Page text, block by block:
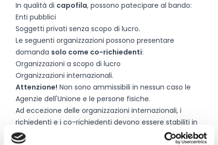
In qualità di capofila, possono patecipare al bando:
Enti pubblici
Soggetti privati ​​senza scopo di lucro.
Le seguenti organizzazioni possono presentare
domanda solo come co-richiedenti:
Organizzazioni a scopo di lucro
Organizzazioni internazionali.
Attenzione! Non sono ammissibili in nessun caso le
Agenzie dell'Unione e le persone fisiche.
Ad eccezione delle organizzazioni internazionali, i
richiedenti e i co-richiedenti devono essere stabiliti in
uno dei paesi partecipanti al programma Justice,